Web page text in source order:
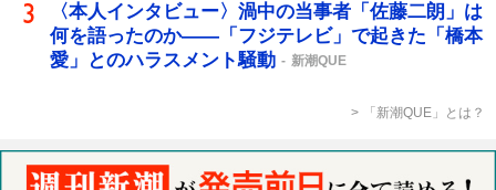
〈本人インタビュー〉渦中の当事者「佐藤二朗」は
何を語ったのか――「フジテレビ」で起きた「橋本
愛」とのハラスメント騒動
新潮QUE
「新潮QUE」とは？